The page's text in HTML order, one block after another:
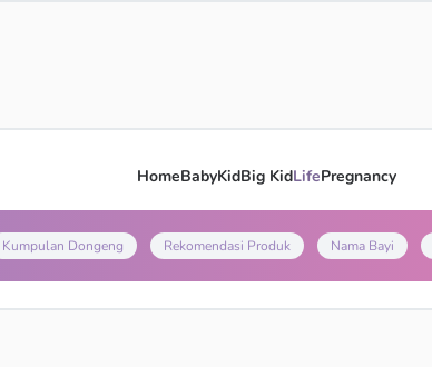
HomeBabyKidBig KidLifePregnancy
Kumpulan Dongeng Rekomendasi Produk Nama Bayi